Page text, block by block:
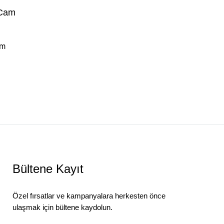
Bültene Kayıt
Özel fırsatlar ve kampanyalara herkesten önce
ulaşmak için bültene kaydolun.